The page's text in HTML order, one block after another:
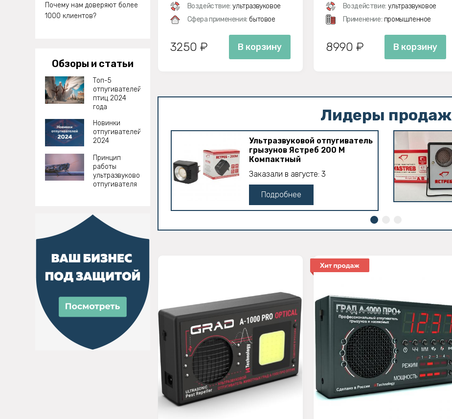
Почему нам доверяют более
1000 клиентов?
Обзоры и статьи
Топ-5
отпугивателей
птиц 2024
года
Новинки
отпугивателей
2024
Принцип
работы
ультразвукового
отпугивателя
Воздействие: ультразвуковое
Сфера применения: бытовое
3250 ₽ В корзину
Воздействие: ультразвуковое
Применение: промышленное
8990 ₽ В корзину
Лидеры продаж
Ультразвуковой отпугиватель
грызунов Ястреб 200 М
Компактный
Заказали в августе: 3
Подробнее